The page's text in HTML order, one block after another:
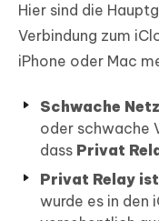
Hier sind die
Verbindung zum
iPhone oder Mac
Schwache
oder schwache
dass Privat
Privat Relay
wurde es in den